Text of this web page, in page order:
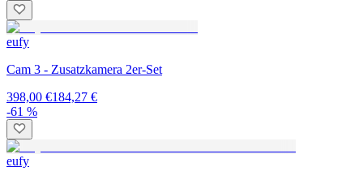
eufy
Cam 3 - Zusatzkamera 2er-Set
398,00 €184,27 €
-61 %
eufy